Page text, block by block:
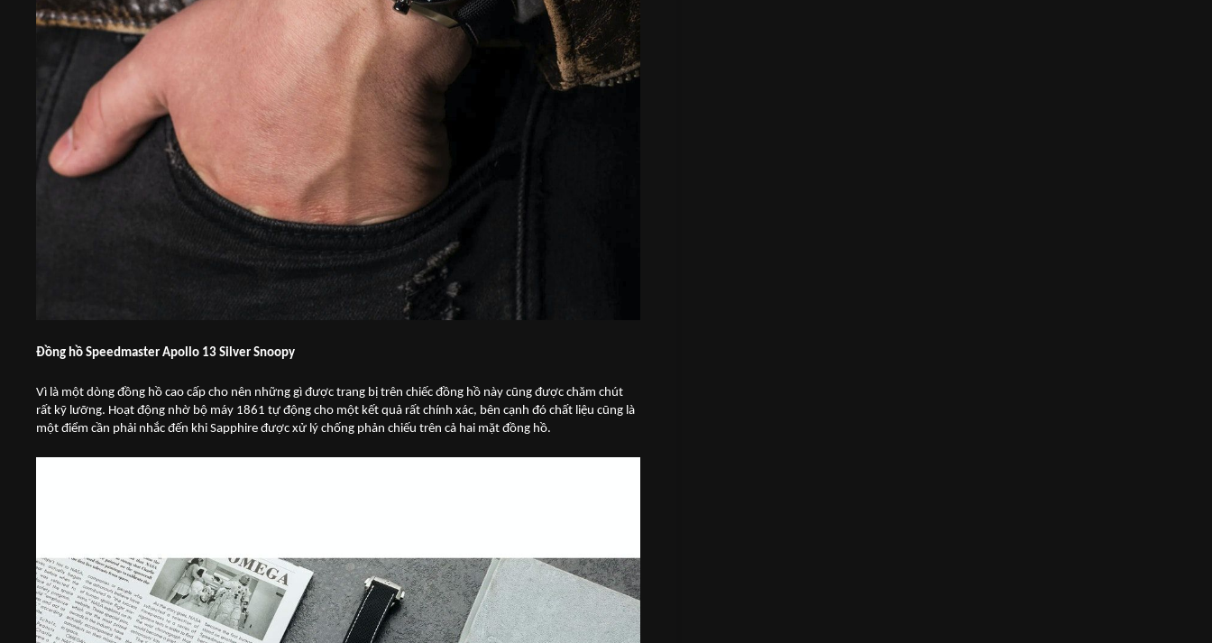
Đồng hồ Speedmaster Apollo 13 Silver Snoopy
Vì là một dòng đồng hồ cao cấp cho nên những gì được trang bị trên chiếc đồng hồ này cũng được chăm chút
rất kỹ lưỡng. Hoạt động nhờ bộ máy 1861 tự động cho một kết quả rất chính xác, bên cạnh đó chất liệu cũng là
một điểm cần phải nhắc đến khi Sapphire được xử lý chống phản chiếu trên cả hai mặt đồng hồ.